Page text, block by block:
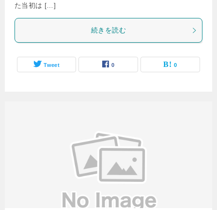
た当初は […]
続きを読む
Tweet 0 0